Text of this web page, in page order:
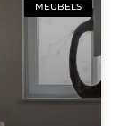
MEUBELS